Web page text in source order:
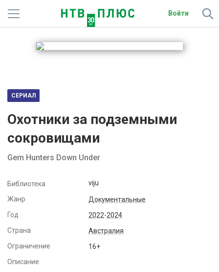
Войти
Телеканалы
Спутниковым абонентам
Активировать промокод
СЕРИАЛ
Охотники за подземными
сокровищами
Gem Hunters Down Under
Библиотека viju
Жанр
Документальные
Год
2022-2024
Страна
Австралия
Ограничение
16+
Описание